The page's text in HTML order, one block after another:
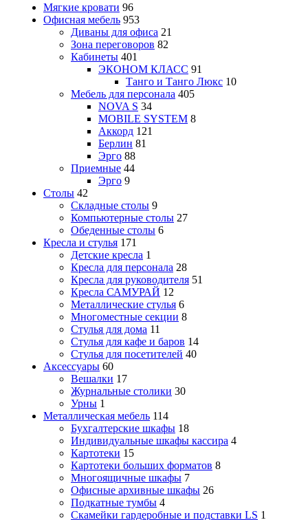
Мягкие кровати 96
Офисная мебель 953
Диваны для офиса 21
Зона переговоров 82
Кабинеты 401
ЭКОНОМ КЛАСС 91
Танго и Танго Люкс 10
Мебель для персонала 405
NOVA S 34
MOBILE SYSTEM 8
Аккорд 121
Берлин 81
Эрго 88
Приемные 44
Эрго 9
Столы 42
Складные столы 9
Компьютерные столы 27
Обеденные столы 6
Кресла и стулья 171
Детские кресла 1
Кресла для персонала 28
Кресла для руководителя 51
Кресла САМУРАЙ 12
Металлические стулья 6
Многоместные секции 8
Стулья для дома 11
Стулья для кафе и баров 14
Стулья для посетителей 40
Аксессуары 60
Вешалки 17
Журнальные столики 30
Урны 1
Металлическая мебель 114
Бухгалтерские шкафы 18
Индивидуальные шкафы кассира 4
Картотеки 15
Картотеки больших форматов 8
Многоящичные шкафы 7
Офисные архивные шкафы 26
Подкатные тумбы 4
Скамейки гардеробные и подставки LS 1